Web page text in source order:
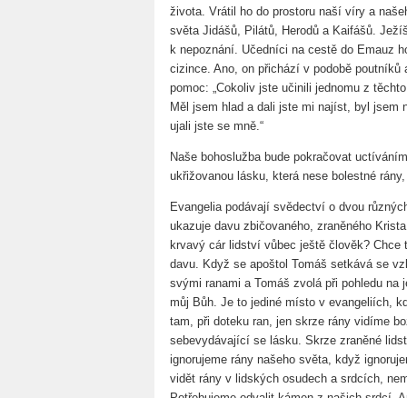
života. Vrátil ho do prostoru naší víry a
světa Jidášů, Pilátů, Herodů a Kaifášů.
k nepoznání. Učedníci na cestě do Emauz
cizince. Ano, on přichází v podobě
pomoc: „Cokoliv jste učinili jednomu z
Měl jsem hlad a dali jste mi najíst, byl jsem
ujali jste se mně.“
Naše bohoslužba bude pokračovat
ukřižovanou lásku, která nese bolestné
Evangelia podávají svědectví o dvou
ukazuje davu zbičovaného, zraněného
krvavý cár lidství vůbec ještě člověk?
davu. Když se apoštol Tomáš setkává se
svými ranami a Tomáš zvolá při pohledu
můj Bůh. Je to jediné místo v evangeliích,
tam, při doteku ran, jen skrze rány vidíme
sebevydávající se lásku. Skrze zraněné
ignorujeme rány našeho světa, když
vidět rány v lidských osudech a srdcích,